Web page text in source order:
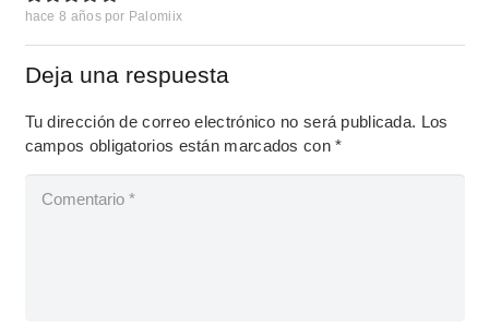
hace 8 años por Palomiix
Deja una respuesta
Tu dirección de correo electrónico no será publicada. Los
campos obligatorios están marcados con*